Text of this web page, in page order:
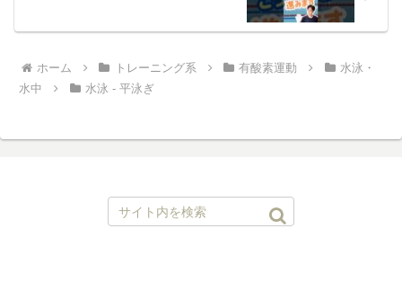
ホーム トレーニング系 有酸素運動
水泳・
水中
水泳 - 平泳ぎ